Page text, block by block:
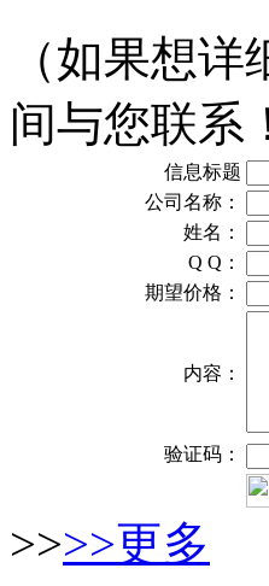
（如果想
间与您联系
信息标题
公司名称：
姓名：
Q Q：
期望价格：
内容：
验证码：
>>>>更多